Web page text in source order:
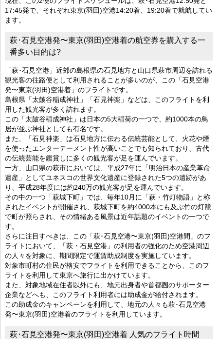
17:45発で、それぞれ東京(羽田)空港14:20着、19:20着で就航してい
ます。
萩･石見空港発〜東京(羽田)空港着の航空券を購入する一
番多い目的は?
「萩･石見空港」近郊の島根県の石見地方と山口県萩市周辺を訪れる
観光客の往路便として利用されることが多いのが、この「石見空港
発〜東京(羽田)空港着」のフライトです。
島根県「太皷谷稲成神社」「石見神楽」などは、このフライトを利
用した観光客が多く訪れます。
この「太皷谷稲成神社」は日本の5大稲荷の一つで、約1000本の鳥
居が並ぶ神社としても有名です。
また、「石見神楽」は石見地方に伝わる伝統芸能として、火花や煙
を使ったエンターテーメント性が高いことでも知られており、古代
の伝統芸能を鑑賞しに多くの観光客が足を運んでいます。
一方、山口県の萩市においては、平成27年に「明治日本の産業革命
遺産」としてユネスコの世界文化遺産に登録された5つの遺跡があ
り、平成28年度には約240万の観光客が足を運んでいます。
その中の一つ「萩城下町」では、毎年10月に「萩・竹灯物語」と称
されたイベントが開催され、萩城下町を約4000本にも及ぶ竹の灯籠
で町が照らされ、その情緒ある風景は近年話題のイベントの一つで
す。
さらに注目すべきは、この「萩･石見空港〜東京(羽田)空港間」のフ
ライトにおいて、「萩・石見空港」の利用者の強化のため空港周辺
の人々を対象に、期間限定で運賃助成制度を実施しています。
対象市町村の住民が格安でフライトを利用できることから、このフ
ライトを利用して東京へ旅行に出かけています。
また、対象地域在住者以外にも、地元出身者や首都圏のサポーター
企業などへも、このフライト利用者には助成金が給付されます。
この助成金のキャンペーンを利用して、地元の人々も萩･石見空港
発〜東京(羽田)空港着のフライトを利用しています。
萩･石見空港発〜東京(羽田)空港着 人気のフライト時間